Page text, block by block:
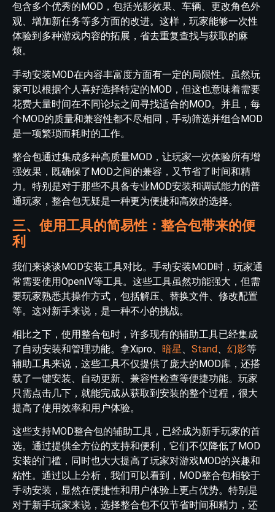
包含多个优秀的MOD，包括光影效果、车辆、更改角色外
观、增加新任务等多方面的改进。这样，玩家能够一次性
体验到多种游戏内容的拓展，省去重复查找与获取的麻
烦。
手动安装MOD在内容丰富度方面有一定的局限性。虽然玩
家可以根据个人喜好选择特定的MOD，但这也意味着需要
花费大量时间在不同论坛之间寻找适合的MOD。并且，每
个MOD的质量和兼容性都不尽相同，手动筛选并组合MOD
是一项繁琐而耗时的工作。
整合包通过集成多种高质量MOD，让玩家一次体验所有增
强效果，既确保了MOD之间的兼容，又节省了时间和精
力。特别是对于那些不具备专业MOD安装和调试能力的普
通玩家，整合包无疑是一种更为便捷和高效的选择。
三、使用工具的简易性：整合包带来的便
利
我们来谈谈MOD安装工具对比。手动安装MOD时，玩家通
常需要使用OpenIV等工具。这些工具虽然功能强大，但需
要玩家熟悉其操作方式，包括解压、替换文件、修改配置
等。这对新手来说，是一种不小的挑战。
相比之下，使用整合包时，许多现有的辅助工具已经集成
了自动安装和管理功能。拿Xipro、 暗星 、 Stand、 幻影等
辅助工具来说，这些工具不仅提供了庞大的MOD库，还搭
载了一键安装、自动更新、兼容性检查等便捷功能。玩家
只需点击几下，就能完成从获取到安装的整个过程，很大
提高了使用效率和用户体验。
这些支持MOD整合包的辅助工具，已经成为新手玩家的首
选。通过提供全方位的支持和便利，它们不仅降低了MOD
安装的门槛，同时也大大提高了玩家对游戏MOD的兴趣和
粘性。通过以上分析，我们可以看到，MOD整合包相较于
手动安装，显然在便捷性和用户体验上更占优势。特别是
对于新手玩家来说，选择整合包不仅节省时间和精力，还